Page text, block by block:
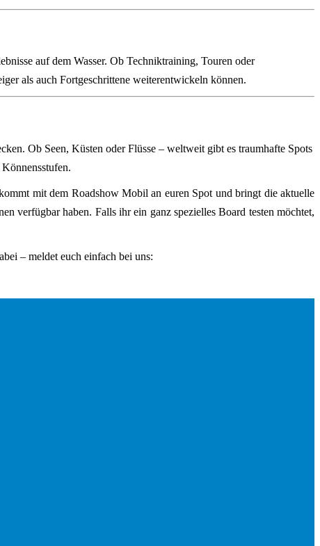
auf dem Wasser. Ob Techniktraining, Touren oder
als auch Fortgeschrittene weiterentwickeln können.
Ob Seen, Küsten oder Flüsse – weltweit gibt es traumhafte Spots
mit dem Roadshow Mobil an euren Spot und bringt die aktuelle
verfügbar haben. Falls ihr ein ganz spezielles Board testen möchtet,
– meldet euch einfach bei uns: